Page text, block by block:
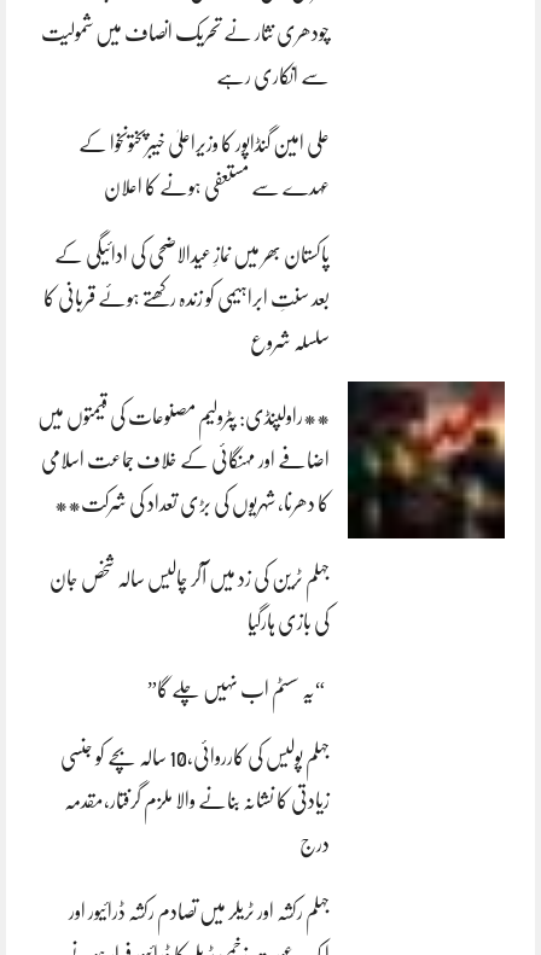
چودھری نثار نے تحریک انصاف میں شمولیت
سے انکاری رہے
علی امین گنڈاپور کا وزیراعلیٰ خیبرپختونخوا کے
عہدے سے مستعفی ہونے کا اعلان
پاکستان بھر میں نمازِ عیدالاضحی کی ادائیگی کے
بعد سنتِ ابراہیمی کو زندہ رکھتے ہوئے قربانی کا
سلسلہ شروع
**راولپنڈی: پٹرولیم مصنوعات کی قیمتوں میں
اضافے اور مہنگائی کے خلاف جماعت اسلامی
کا دھرنا، شہریوں کی بڑی تعداد کی شرکت**
جہلم ٹرین کی زد میں آکر چالیس سالہ شخص جان
کی بازی ہارگیا
“یہ سسٹم اب نہیں چلے گا”
جہلم پولیس کی کارروائی،10 سالہ بچے کو جنسی
زیادتی کا نشانہ بنانے والا ملزم گرفتار،مقدمہ
درج
جہلم رکشہ اور ٹریلر میں تصادم رکشہ ڈرائیور اور